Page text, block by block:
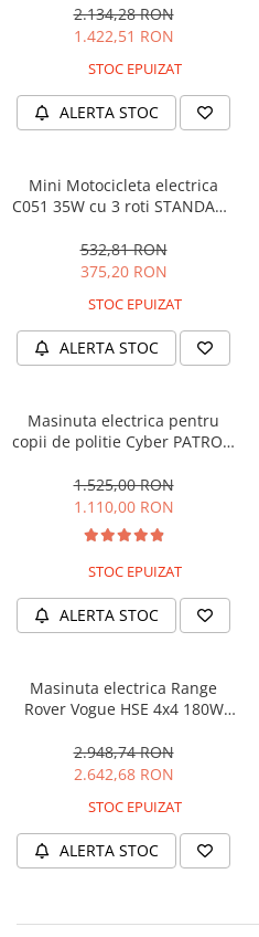
2.134,28 RON
1.422,51 RON
STOC EPUIZAT
ALERTA STOC
Mini Motocicleta electrica
C051 35W cu 3 roti STANDARD
532,81 RON
375,20 RON
STOC EPUIZAT
ALERTA STOC
Masinuta electrica pentru
copii de politie Cyber PATROL,
90W, 12V, Black & White
1.525,00 RON
1.110,00 RON
STOC EPUIZAT
ALERTA STOC
Masinuta electrica Range
Rover Vogue HSE 4x4 180W
2.948,74 RON
2.642,68 RON
STOC EPUIZAT
ALERTA STOC